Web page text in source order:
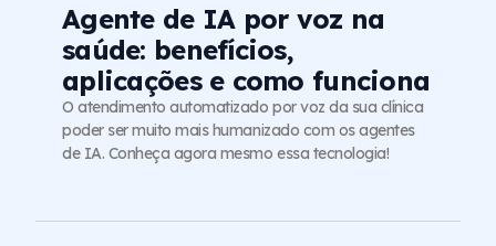
Agente de IA por voz na
saúde: benefícios,
aplicações e como funciona
O atendimento automatizado por voz da sua clínica
poder ser muito mais humanizado com os agentes
de IA. Conheça agora mesmo essa tecnologia!